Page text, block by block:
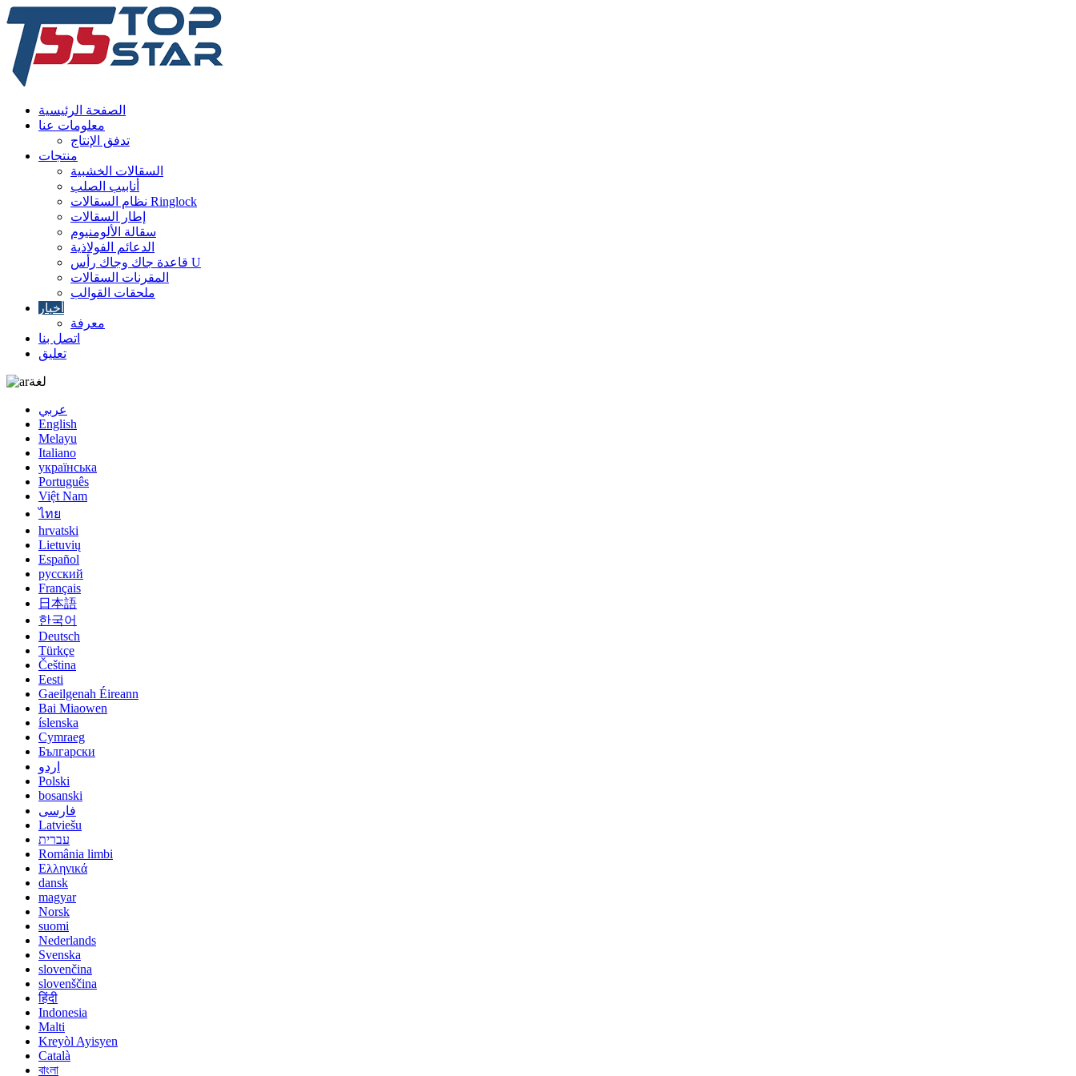
الصفحة الرئيسية
معلومات عنا
تدفق الإنتاج
منتجات
السقالات الخشبية
أنابيب الصلب
نظام السقالات Ringlock
إطار السقالات
سقالة الألومنيوم
الدعائم الفولاذية
قاعدة جاك وجاك رأس U
المقرنات السقالات
ملحقات القوالب
أخبار
معرفة
اتصل بنا
تعليق
لغة
عربي
English
Melayu
Italiano
українська
Português
Việt Nam
ไทย
hrvatski
Lietuvių
Español
русский
Français
日本語
한국어
Deutsch
Türkçe
Čeština
Eesti
Gaeilgenah Éireann
Bai Miaowen
íslenska
Cymraeg
Български
اردو
Polski
bosanski
فارسی
Latviešu
עברית
România limbi
Ελληνικά
dansk
magyar
Norsk
suomi
Nederlands
Svenska
slovenčina
slovenščina
हिंदी
Indonesia
Malti
Kreyòl Ayisyen
Català
বাংলা